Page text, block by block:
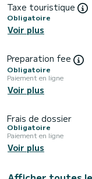
Taxe touristique
Obligatoire
Voir plus
Preparation fee
Obligatoire
Paiement en ligne
Voir plus
Frais de dossier
Obligatoire
Paiement en ligne
Voir plus